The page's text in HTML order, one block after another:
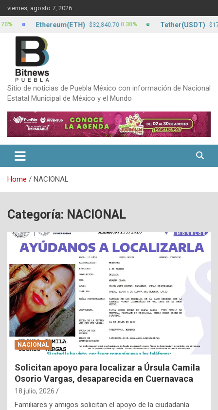
Skip
to
content
viernes, agosto 7, 2026
Sitio de noticias de Puebla México con información de Nacional
Estatal Municipal de México y el Mundo
Home NACIONAL
Categoría: NACIONAL
NACIONAL
Solicitan apoyo para localizar a Úrsula Camila
Osorio Vargas, desaparecida en Cuernavaca
18 julio, 2026
Familiares y amigos solicitan el apoyo de la ciudadanía
Ethereum(ETH) $32,840.70 0.30% Tether(USDT) $17.15